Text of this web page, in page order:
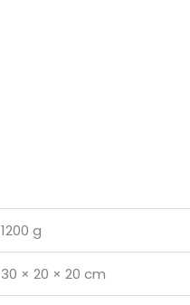
1200 g
30 × 20 × 20 cm